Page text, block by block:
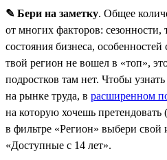
✎ Бери на заметку. Общее
от многих факторов: сезонности,
состояния бизнеса,
твой регион не вошел в «топ»,
подростков там нет. Чтобы
на рынке труда, в расширенном
на которую хочешь
в фильтре «Регион» выбери свой
«Доступные с 14 лет».